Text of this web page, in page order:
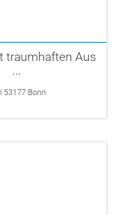
traumhaften Aus
...
53177 Bonn